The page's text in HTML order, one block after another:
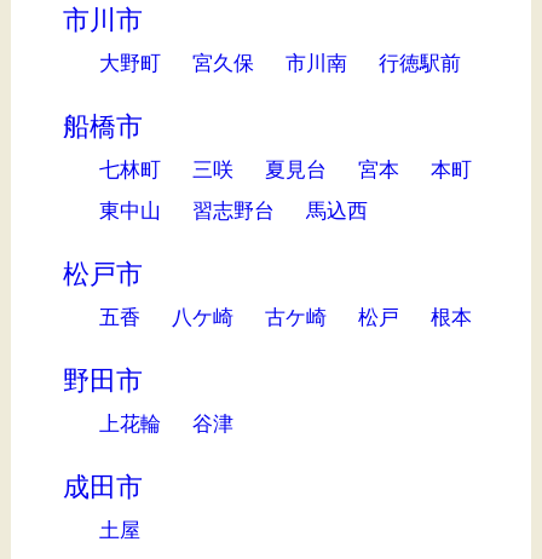
市川市
大野町 宮久保 市川南 行徳駅前
船橋市
七林町 三咲 夏見台 宮本
本町
東中山
習志野台 馬込西
松戸市
五香 八ケ崎 古ケ崎 松戸 根本
野田市
上花輪 谷津
成田市
土屋